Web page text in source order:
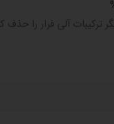
ترکیبات آلی فرار را